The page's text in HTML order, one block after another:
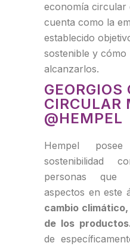
economía circular
cuenta como la
establecido
sostenible y cómo
alcanzarlos.
CIRCULAR
@HEMPEL
Hempel
sostenibilidad
personas
aspectos en este
cambio
de los
de